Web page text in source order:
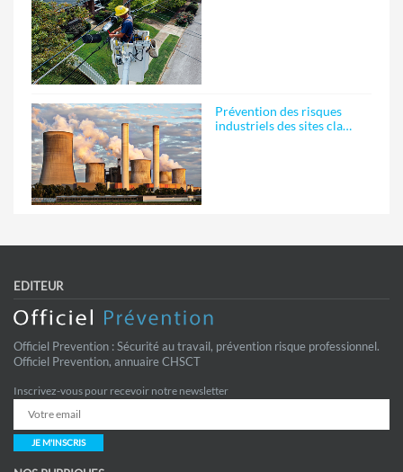
Prévention des risques
industriels des sites cla…
EDITEUR
Officiel Prevention : Sécurité au travail, prévention risque professionnel.
Officiel Prevention, annuaire CHSCT
Inscrivez-vous pour recevoir notre newsletter
JE M'INSCRIS